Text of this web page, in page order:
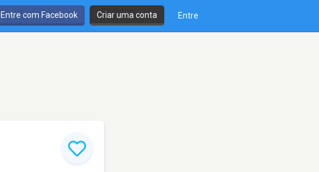
Entre com Facebook Criar uma conta Entre